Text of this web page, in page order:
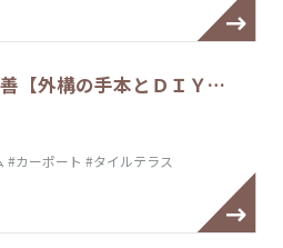
【外構の手本とＤＩＹ…
#カーポート #タイルテラス